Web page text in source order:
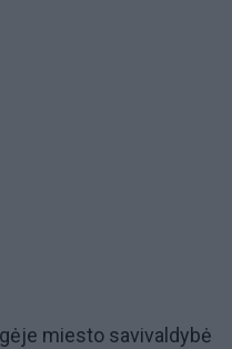
miesto savivaldybė